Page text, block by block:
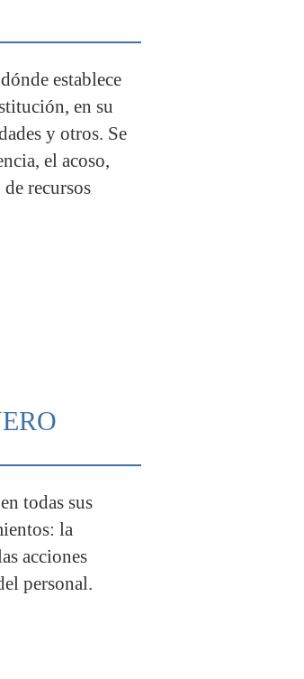
establece
en su
y otros. Se
el acoso,
recursos
todas sus
la
acciones
personal.